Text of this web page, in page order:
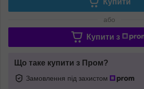
або
Купити з
Що таке купити з Пром?
Замовлення під захистом